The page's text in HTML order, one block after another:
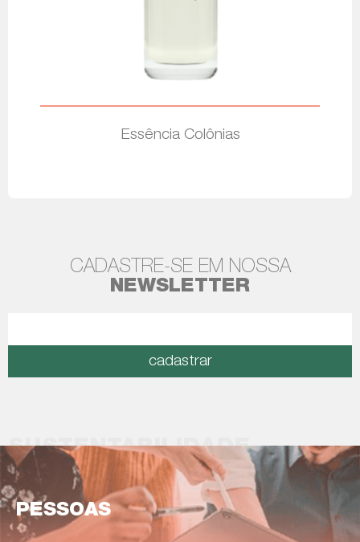
Essência Colônias
CADASTRE-SE EM NOSSA
NEWSLETTER
cadastrar
SUSTENTABILIDADE
PESSOAS